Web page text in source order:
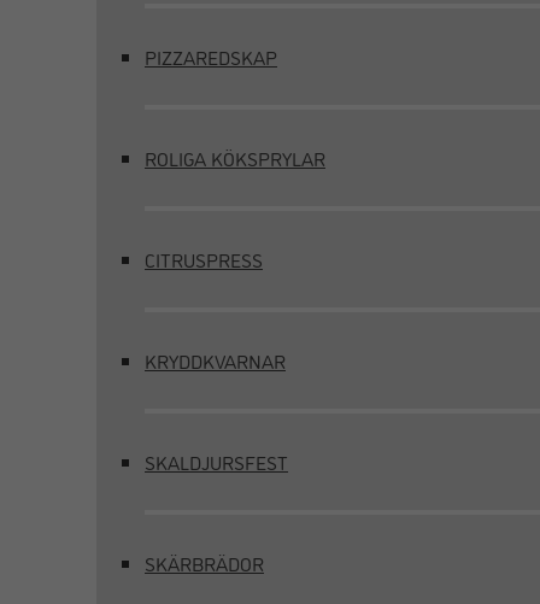
PIZZAREDSKAP
ROLIGA KÖKSPRYLAR
CITRUSPRESS
KRYDDKVARNAR
SKALDJURSFEST
SKÄRBRÄDOR